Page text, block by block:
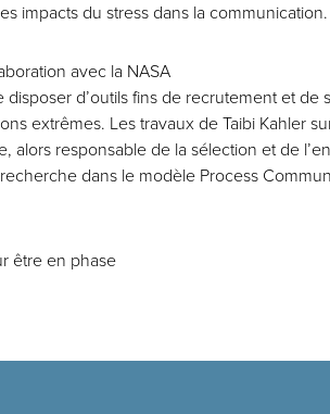
impacts du stress dans la communication.
avec la NASA
d’outils fins de recrutement et
extrêmes. Les travaux de Taibi Kahler
alors responsable de la sélection et de
dans le modèle Process
être en phase